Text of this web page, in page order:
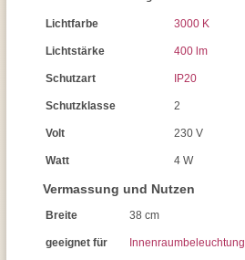
Lichtfarbe 3000 K
Lichtstärke 400 lm
Schutzart IP20
Schutzklasse 2
Volt 230 V
Watt 4 W
Vermassung und Nutzen
Breite 38 cm
geeignet für Innenraumbeleuchtung